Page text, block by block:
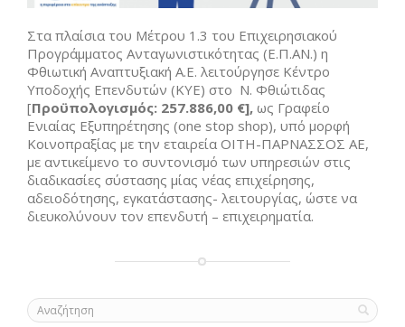
Στα πλαίσια του Μέτρου 1.3 του Επιχειρησιακού
Προγράμματος Ανταγωνιστικότητας (Ε.Π.ΑΝ.) η
Φθιωτική Αναπτυξιακή Α.Ε. λειτούργησε Κέντρο
Υποδοχής Επενδυτών (ΚΥΕ) στο Ν. Φθιώτιδας
[Προϋπολογισμός: 257.886,00 €], ως Γραφείο
Ενιαίας Εξυπηρέτησης (one stop shop), υπό μορφή
Κοινοπραξίας με την εταιρεία ΟΙΤΗ-ΠΑΡΝΑΣΣΟΣ ΑΕ,
με αντικείμενο το συντονισμό των υπηρεσιών στις
διαδικασίες σύστασης μίας νέας επιχείρησης,
αδειοδότησης, εγκατάστασης- λειτουργίας, ώστε να
διευκολύνουν τον επενδυτή – επιχειρηματία.